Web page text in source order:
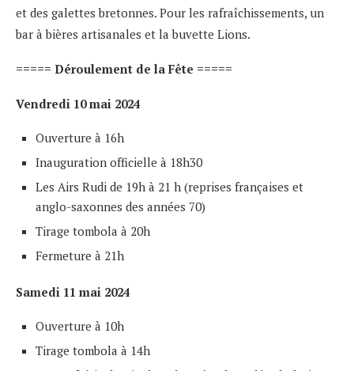
et des galettes bretonnes. Pour les rafraîchissements, un
bar à bières artisanales et la buvette Lions.
===== Déroulement de la Fête =====
Vendredi 10 mai 2024
Ouverture à 16h
Inauguration officielle à 18h30
Les Airs Rudi de 19h à 21 h (reprises françaises et
anglo-saxonnes des années 70)
Tirage tombola à 20h
Fermeture à 21h
Samedi 11 mai 2024
Ouverture à 10h
Tirage tombola à 14h